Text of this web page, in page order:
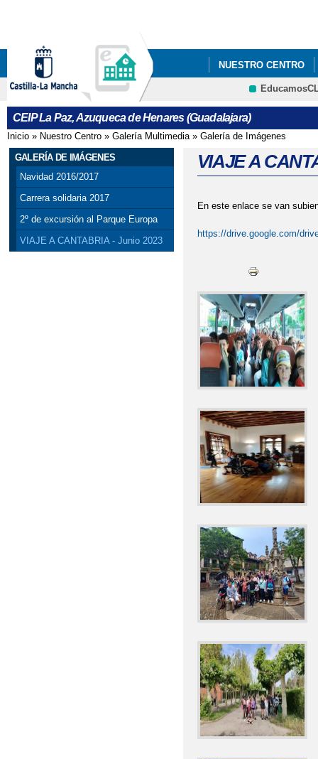
NUESTRO CENTRO
CEIP La Paz, Azuqueca de Henares (Guadalajara)
Se encuentra usted aquí
Inicio » Nuestro Centro » Galería Multimedia» Galería de Imágenes
GALERÍA DE IMÁGENES
Navidad 2016/2017
Carrera solidaria 2017
2º de excursión al Parque Europa
VIAJE A CANTABRIA - Junio 2023
VIAJE A
En este enlace se van
https://drive.google.com/